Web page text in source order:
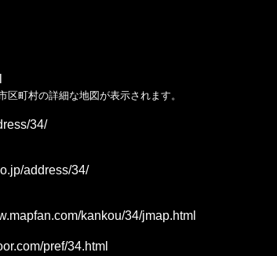
町村の詳細な地図が表示されます。
34/
address/34/
kankou/34/jmap.html
pref/34.html